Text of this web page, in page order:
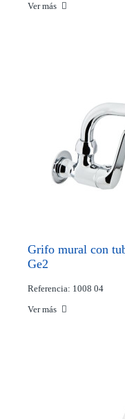
Ver más
Grifo mural con
Ge2
Referencia: 1008 04
Ver más